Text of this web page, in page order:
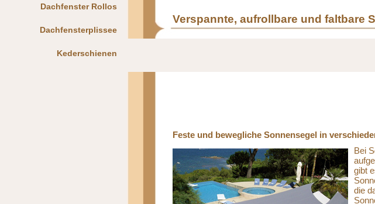
Dachfenster Rollos
Dachfensterplissee
Kederschienen
Verspannte, aufrollbare und faltbare
Feste und bewegliche Sonnensegel in
Bei
gibt
die